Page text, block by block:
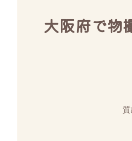
大阪府で物